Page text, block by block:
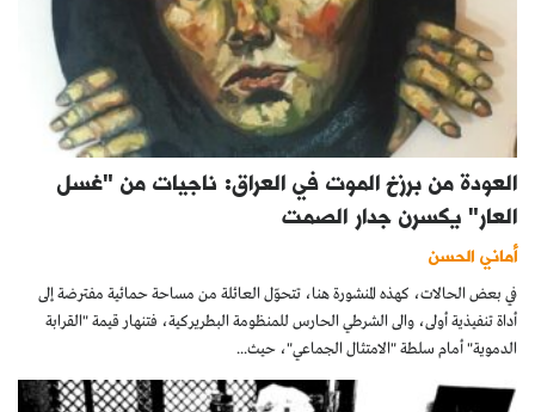
العودة من برزخ الموت في العراق: ناجيات من "غسل
العار" يكسرن جدار الصمت
أماني الحسن
في بعض الحالات، كهذه المنشورة هنا، تتحوّل العائلة من مساحة حمائية مفترضة إلى
أداة تنفيذية أولى، والى الشرطي الحارس للمنظومة البطريركية، فتنهار قيمة "القرابة
الدموية" أمام سلطة "الامتثال الجماعي"، حيث...